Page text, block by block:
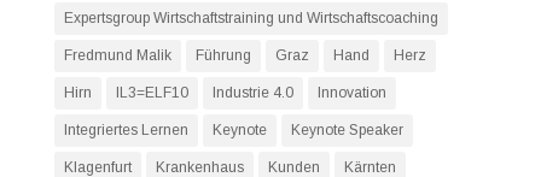
Expertsgroup Wirtschaftstraining und Wirtschaftscoaching
Fredmund Malik Führung Graz Hand Herz
Hirn IL3=ELF10 Industrie 4.0 Innovation
Integriertes Lernen Keynote Keynote Speaker
Klagenfurt Krankenhaus Kunden Kärnten